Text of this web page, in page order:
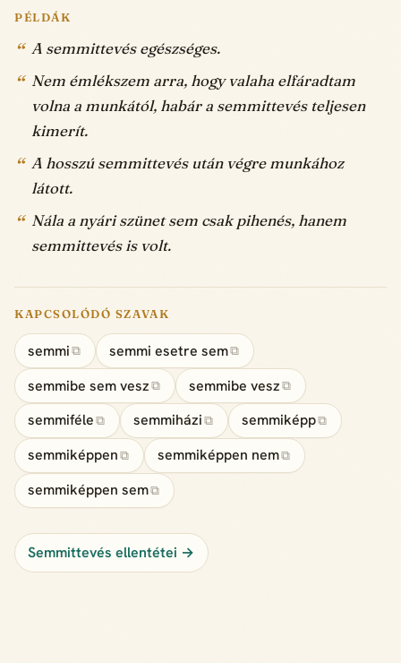
PÉLDÁK
A semmittevés egészséges.
Nem émlékszem arra, hogy valaha elfáradtam
volna a munkától, habár a semmittevés teljesen
kimerít.
A hosszú semmittevés után végre munkához
látott.
Nála a nyári szünet sem csak pihenés, hanem
semmittevés is volt.
KAPCSOLÓDÓ SZAVAK
semmi ⧉ semmi esetre sem⧉
semmibe sem vesz ⧉ semmibe vesz ⧉
semmiféle ⧉ semmiházi ⧉ semmiképp⧉
semmiképpen ⧉ semmiképpen nem⧉
semmiképpen sem⧉
Semmittevés ellentétei →